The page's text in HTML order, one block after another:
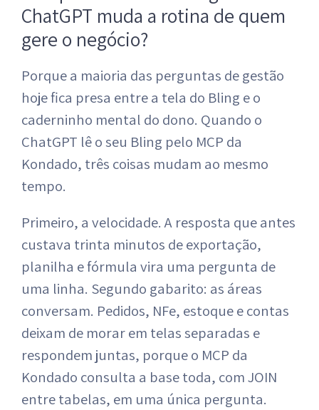
ChatGPT muda a rotina de quem
gere o negócio?
Porque a maioria das perguntas de gestão
hoje fica presa entre a tela do Bling e o
caderninho mental do dono. Quando o
ChatGPT lê o seu Bling pelo MCP da
Kondado, três coisas mudam ao mesmo
tempo.
Primeiro, a velocidade. A resposta que antes
custava trinta minutos de exportação,
planilha e fórmula vira uma pergunta de
uma linha. Segundo gabarito: as áreas
conversam. Pedidos, NFe, estoque e contas
deixam de morar em telas separadas e
respondem juntas, porque o MCP da
Kondado consulta a base toda, com JOIN
entre tabelas, em uma única pergunta.